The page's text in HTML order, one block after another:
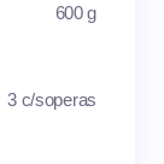
600 g
3 c/soperas